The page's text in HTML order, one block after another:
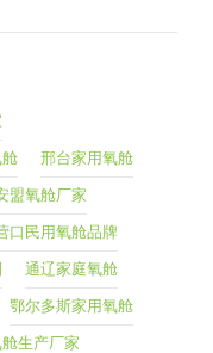
邢台家用氧舱
盟氧舱厂家
口民用氧舱品牌
通辽家庭氧舱
鄂尔多斯家用氧舱
生产厂家